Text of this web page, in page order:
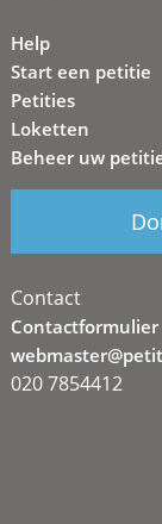
Help
Start een petitie
Petities
Loketten
Beheer uw
Contact
Contactformulier
020 7854412